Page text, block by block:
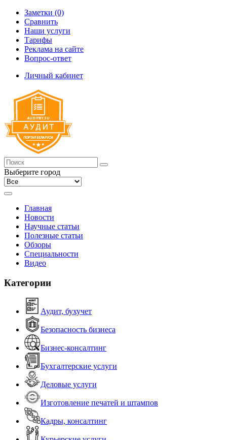
Заметки (0)
Сравнить
Наши услуги
Тарифы
Реклама на сайте
Вопрос-ответ
Личный кабинет
Выберите город
Главная
Новости
Научные статьи
Полезные статьи
Обзоры
Специальности
Видео
Категории
Аудит, бухучет
Безопасность бизнеса
Бизнес-консалтинг
Бухгалтерские услуги
Деловые услуги
Изготовление печатей и штампов
Кадры, консалтинг